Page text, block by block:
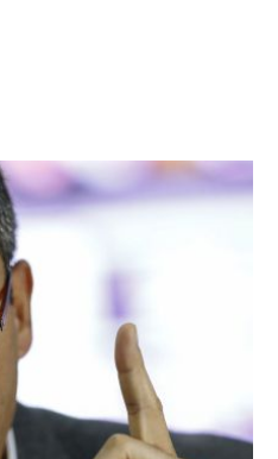
Sobre
Miguel
Rodríguez
Torres